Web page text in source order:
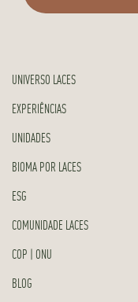
UNIVERSO LACES
EXPERIÊNCIAS
UNIDADES
BIOMA POR LACES
ESG
COMUNIDADE LACES
COP | ONU
BLOG